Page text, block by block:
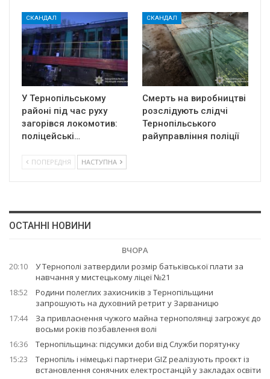
СКАНДАЛ
У Тернопільському
районі під час руху
загорівся локомотив:
поліцейські…
СКАНДАЛ
Смерть на виробництві
розслідують слідчі
Тернопільського
райуправління поліції
ПОПЕРЕДНЯ НАСТУПНА
ОСТАННІ НОВИНИ
ВЧОРА
20:10
У Тернополі затвердили розмір батьківської плати за
навчання у мистецькому ліцеї №21
18:52
Родини полеглих захисників з Тернопільщини
запрошують на духовний ретрит у Зарваницю
17:44
За привласнення чужого майна тернополянці загрожує до
восьми років позбавлення волі
16:36
Тернопільщина: підсумки доби від Служби порятунку
15:23
Тернопіль і німецькі партнери GIZ реалізують проєкт із
встановлення сонячних електростанцій у закладах освіти